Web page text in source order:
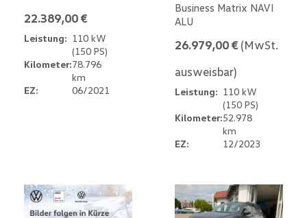
22.389,00 €
Leistung: 110 kW
(150 PS)
Kilometer:78.796
km
EZ:
06/2021
Business Matrix NAVI
ALU
26.979,00 € (MwSt.
ausweisbar)
Leistung: 110 kW
(150 PS)
Kilometer:52.978
km
EZ:
12/2023